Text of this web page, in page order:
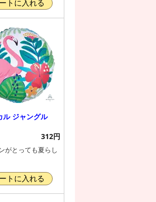
トに入れる
ル ジャングル
312円
がとっても夏らし
トに入れる